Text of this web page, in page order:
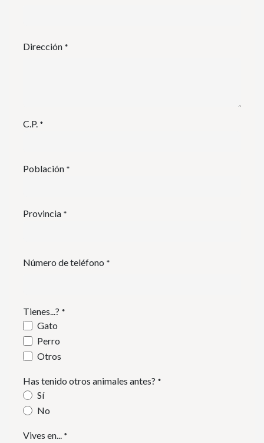
Dirección *
C.P. *
Población *
Provincia *
Número de teléfono *
Tienes...? *
Gato
Perro
Otros
Has tenido otros animales antes? *
Sí
No
Vives en... *